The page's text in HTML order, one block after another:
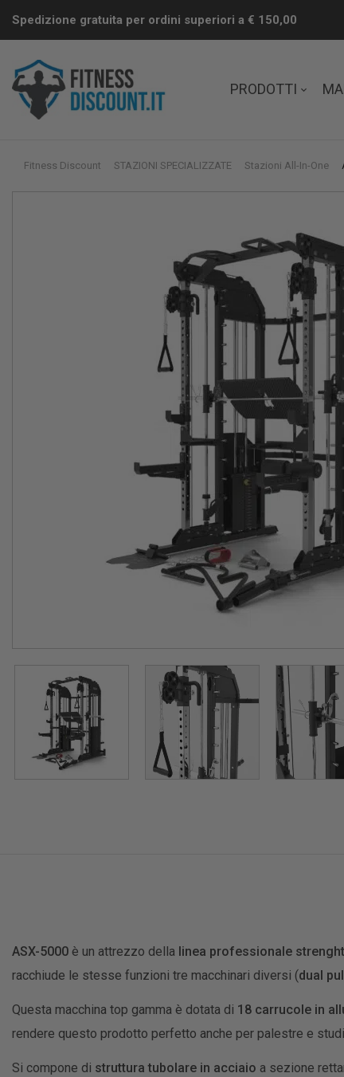
Spedizione gratuita per ordini superiori a € 150,00
PRODOTTI
Fitness Discount STAZIONI SPECIALIZZATE Stazioni All-In-One
ASX-5000 è un attrezzo della linea professionale strenght
racchiude le stesse funzioni tre macchinari diversi (dual
Questa macchina top gamma è dotata di 18 carrucole in
rendere questo prodotto perfetto anche per palestre e
Si compone di struttura tubolare in acciaio a sezione